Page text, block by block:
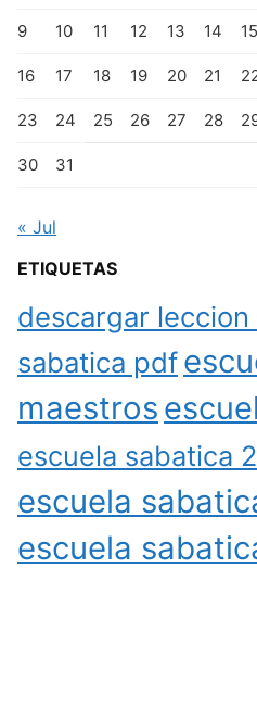
9 10 11 12 13 14 15
16 17 18 19 20 21
23 24 25 26 27 28
30 31
« Jul
ETIQUETAS
descargar leccion
sabatica pdf
maestros
escuela sabatica
escuela
escuela